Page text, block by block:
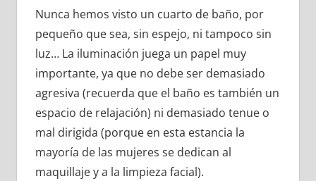
Nunca hemos visto un cuarto de baño, por
pequeño que sea, sin espejo, ni tampoco sin
luz… La iluminación juega un papel muy
importante, ya que no debe ser demasiado
agresiva (recuerda que el baño es también un
espacio de relajación) ni demasiado tenue o
mal dirigida (porque en esta estancia la
mayoría de las mujeres se dedican al
maquillaje y a la limpieza facial).